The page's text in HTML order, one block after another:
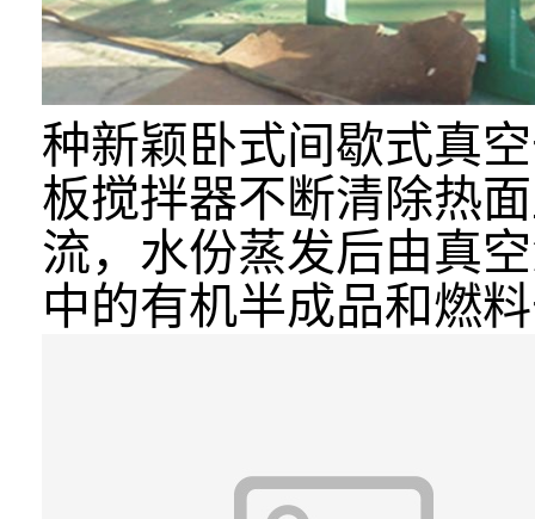
种新颖卧式间歇式真
板搅拌器不断清除热
流，水份蒸发后由真
中的有机半成品和燃